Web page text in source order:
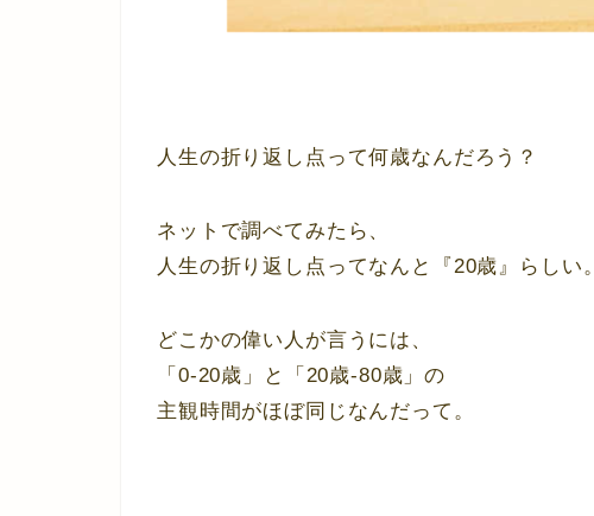
人生の折り返し点って何歳なんだろう？
ネットで調べてみたら、
人生の折り返し点ってなんと『20歳』らしい。
どこかの偉い人が言うには、
「0-20歳」と「20歳-80歳」の
主観時間がほぼ同じなんだって。